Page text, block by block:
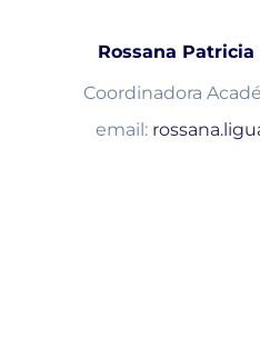
Rossana
Coordinadora
email: